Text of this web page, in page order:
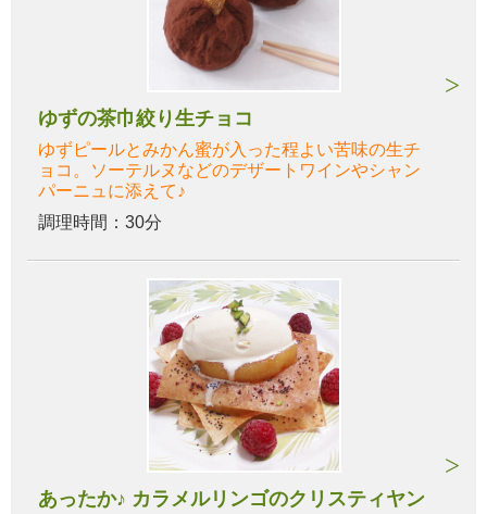
ゆずの茶巾絞り生チョコ
ゆずピールとみかん蜜が入った程よい苦味の生チ
ョコ。ソーテルヌなどのデザートワインやシャン
パーニュに添えて♪
調理時間：30分
あったか♪ カラメルリンゴのクリスティヤン